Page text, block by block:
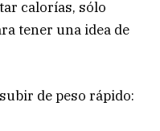
calorías, sólo
tener una idea de
de peso rápido: